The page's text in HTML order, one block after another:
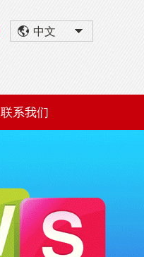
中文
联系我们